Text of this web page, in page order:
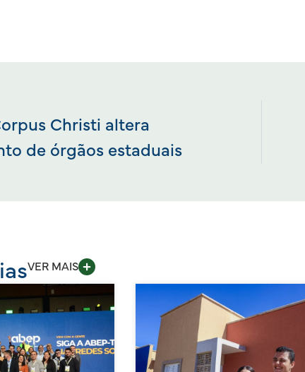
Christi altera
de órgãos estaduais
VER MAIS